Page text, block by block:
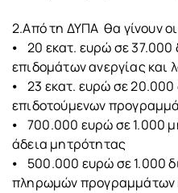
2.Από τη ΔΥΠΑ θα γίνουν
⦁ 20 εκατ. ευρώ σε 37.000
επιδομάτων ανεργίας και
⦁ 23 εκατ. ευρώ σε 20.000
επιδοτούμενων
⦁ 700.000 ευρώ σε 1.000
άδεια μητρότητας
⦁ 500.000 ευρώ σε 1.000
πληρωμών προγραμμάτων